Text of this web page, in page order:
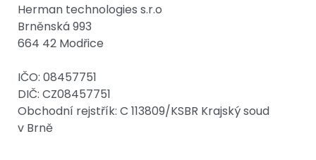
Herman technologies s.r.o
Brněnská 993
664 42 Modřice
IČO: 08457751
DIČ: CZ08457751
Obchodní rejstřík: C 113809/KSBR Krajský soud
v Brně